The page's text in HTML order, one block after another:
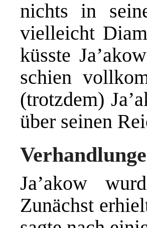
nichts in
vielleicht
küsste
schien
(trotzdem)
über seinen
Ja’akow
Zunächst